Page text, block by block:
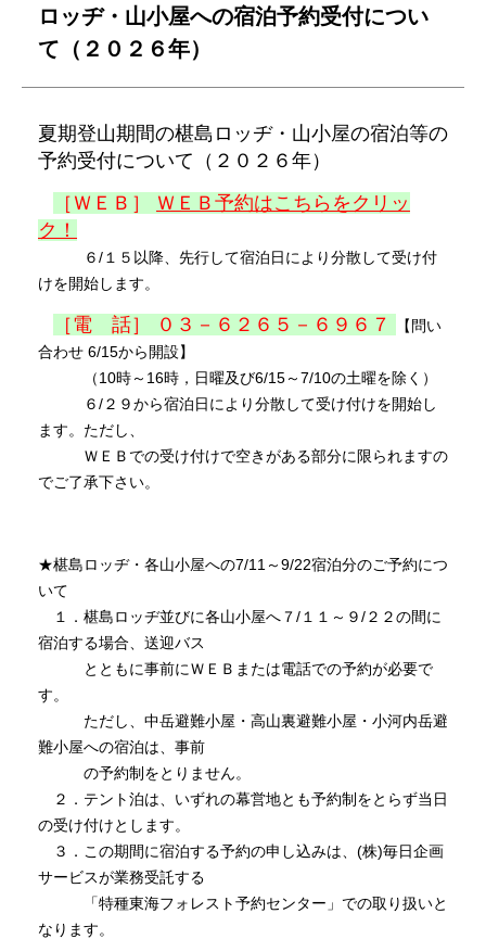
登山者の皆様へ
施設予約
お問い合わせ
サイトマップ
ロッヂ・山小屋への宿泊予約受付につい
て（２０２６年）
夏期登山期間の椹島ロッヂ・山小屋の宿泊等の
予約受付について（２０２６年）
［ＷＥＢ］ ＷＥＢ予約はこちらをクリッ
ク！
６/１５以降、先行して宿泊日により分散して受け付
けを開始します。
［電 話］ ０３－６２６５－６９６７
【問い
合わせ 6/15から開設】
（10時～16時，日曜及び6/15～7/10の土曜を除く）
６/２９から宿泊日により分散して受け付けを開始し
ます。ただし、
ＷＥＢでの受け付けで空きがある部分に限られますの
でご了承下さい。
★椹島ロッヂ・各山小屋への7/11～9/22宿泊分のご予約につ
いて
１．椹島ロッヂ並びに各山小屋へ７/１１～９/２２の間に
宿泊する場合、送迎バス
とともに事前にＷＥＢまたは電話での予約が必要で
す。
ただし、中岳避難小屋・高山裏避難小屋・小河内岳避
難小屋への宿泊は、事前
の予約制をとりません。
２．テント泊は、いずれの幕営地とも予約制をとらず当日
の受け付けとします。
３．この期間に宿泊する予約の申し込みは、(株)毎日企画
サービスが業務受託する
「特種東海フォレスト予約センター」での取り扱いと
なります。